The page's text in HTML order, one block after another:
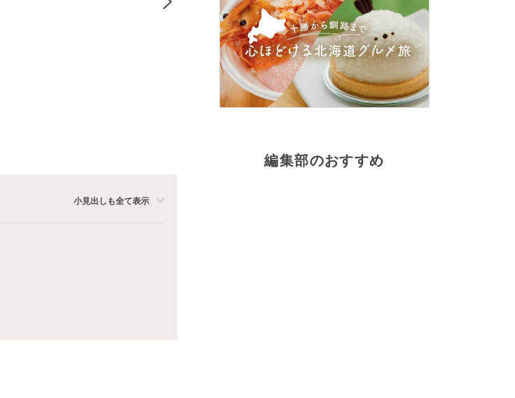
小見出しも全て表示
編集部のおすすめ